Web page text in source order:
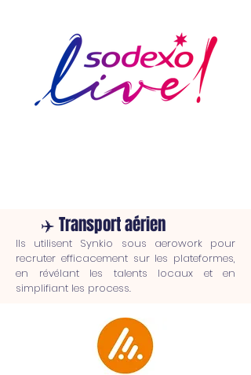
✈️ Transport aérien
Ils utilisent Synkio sous aerowork pour
recruter efficacement sur les plateformes,
en révélant les talents locaux et en
simplifiant les process.